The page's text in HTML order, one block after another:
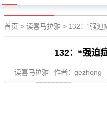
首页 > 读喜马拉雅> 132：“强迫
132：“强迫
读喜马拉雅 作者：gezhong